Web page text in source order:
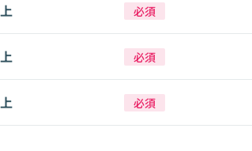
必須
必須
必須